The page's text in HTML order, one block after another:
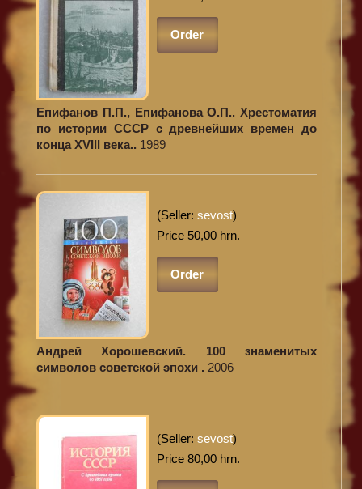
Order
Епифанов П.П., Епифанова О.П.. Хрестоматия
по истории СССР с древнейших времен до
конца XVIII века.. 1989
(Seller: sevost)
Price 50,00 hrn.
Order
Андрей Хорошевский. 100 знаменитых
символов советской эпохи . 2006
(Seller: sevost)
Price 80,00 hrn.